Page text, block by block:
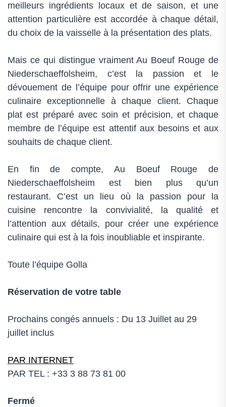
meilleurs ingrédients locaux et de saison, et une
attention particulière est accordée à chaque détail,
du choix de la vaisselle à la présentation des plats.
Mais ce qui distingue vraiment Au Boeuf Rouge de
Niederschaeffolsheim, c’est la passion et le
dévouement de l’équipe pour offrir une expérience
culinaire exceptionnelle à chaque client. Chaque
plat est préparé avec soin et précision, et chaque
membre de l’équipe est attentif aux besoins et aux
souhaits de chaque client.
En fin de compte, Au Boeuf Rouge de
Niederschaeffolsheim est bien plus qu’un
restaurant. C’est un lieu où la passion pour la
cuisine rencontre la convivialité, la qualité et
l’attention aux détails, pour créer une expérience
culinaire qui est à la fois inoubliable et inspirante.
Toute l’équipe Golla
Réservation de votre table
Prochains congés annuels : Du 13 Juillet au 29
juillet inclus
PAR INTERNET
PAR TEL : +33 3 88 73 81 00
Fermé